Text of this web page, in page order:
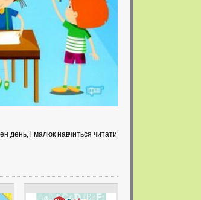
день, і малюк навчиться читати